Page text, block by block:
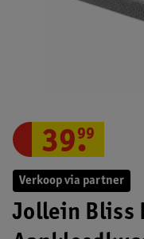
Verkoop via partner
Jollein Bliss
39.
99